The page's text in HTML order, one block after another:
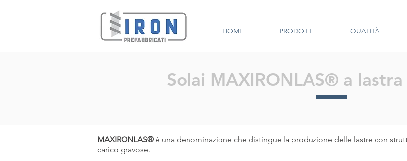
HOME PRODOTTI QUALITÀ
Solai MAXIRONLAS® a
MAXIRONLAS® è una denominazione che distingue la produzione delle lastre con
carico gravose.